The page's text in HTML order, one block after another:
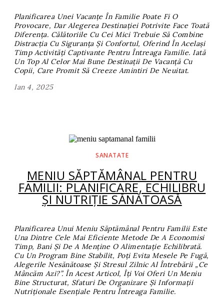
Planificarea Unei Vacanțe În Familie Poate Fi O
Provocare, Dar Alegerea Destinației Potrivite Face Toată
Diferența. Călătoriile Cu Cei Mici Trebuie Să Combine
Distracția Cu Siguranța Și Confortul, Oferind În Același
Timp Activități Captivante Pentru Întreaga Familie. Iată
Un Top Al Celor Mai Bune Destinații De Vacanță Cu
Copii, Care Promit Să Creeze Amintiri De Neuitat.
Ian 4, 2025
SANATATE
MENIU SĂPTĂMÂNAL PENTRU
FAMILII: PLANIFICARE, ECHILIBRU
ȘI NUTRIȚIE SĂNĂTOASĂ
Planificarea Unui Meniu Săptămânal Pentru FamiliiEste
Una Dintre Cele Mai Eficiente Metode De A Economisi
Timp, Bani Și De A Menține O Alimentație Echilibrată.
Cu Un Program Bine Stabilit, Poți Evita Mesele Pe Fugă,
Alegerile Nesănătoase Și Stresul Zilnic Al Întrebării „Ce
Mâncăm Azi?”. În Acest Articol, Îți Voi Oferi Un Meniu
Bine Structurat, Sfaturi De Organizare Și Informații
Nutriționale Esențiale Pentru Întreaga Familie.